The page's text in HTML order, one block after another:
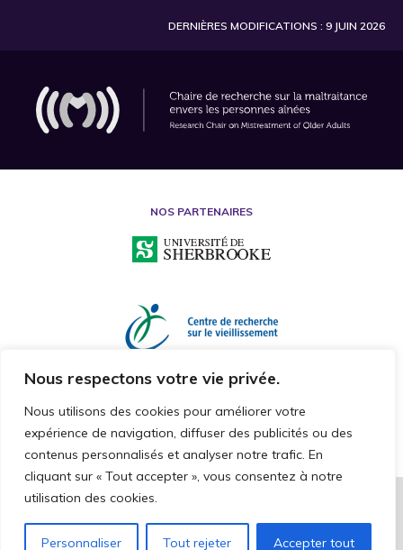
Nous respectons votre vie privée.
Nous utilisons des cookies pour améliorer votre
expérience de navigation, diffuser des publicités ou des
contenus personnalisés et analyser notre trafic. En
cliquant sur « Tout accepter », vous consentez à notre
utilisation des cookies.
Personnaliser Tout rejeter Accepter tout
DERNIÈRES MODIFICATIONS : 9 JUIN 2026
NOS PARTENAIRES
2026 © CHAIRE DE RECHERCHE SUR LA MALTRAITANCE ENVERS LES